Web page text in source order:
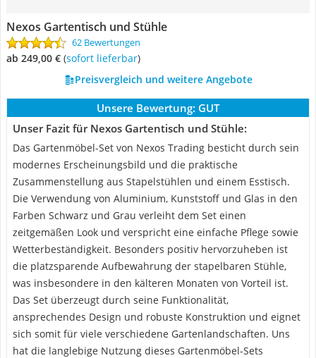
Nexos Gartentisch und Stühle
62 Bewertungen
ab 249,00 € ( Sofort lieferbar)
Preisvergleich und weitere Angebote
Unsere Bewertung: GUT
Unser Fazit für Nexos Gartentisch und Stühle:
Das Gartenmöbel-Set von Nexos Trading besticht durch sein
modernes Erscheinungsbild und die praktische
Zusammenstellung aus Stapelstühlen und einem Esstisch.
Die Verwendung von Aluminium, Kunststoff und Glas in den
Farben Schwarz und Grau verleiht dem Set einen
zeitgemäßen Look und verspricht eine einfache Pflege sowie
Wetterbeständigkeit. Besonders positiv hervorzuheben ist
die platzsparende Aufbewahrung der stapelbaren Stühle,
was insbesondere in den kälteren Monaten von Vorteil ist.
Das Set überzeugt durch seine Funktionalität,
ansprechendes Design und robuste Konstruktion und eignet
sich somit für viele verschiedene Gartenlandschaften. Uns
hat die langlebige Nutzung dieses Gartenmöbel-Sets